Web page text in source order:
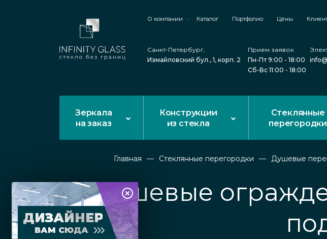
О компании Каталог Портфолио Цены
Санкт-Петербург,
Измайловский бул., 1, корп. 2
Прием заявок
Пн-Пт 9:00 - 18:00
Сб-Вс 11:00 - 18:00
Зеркала
на заказ
Конструкции
из стекла
Стеклянные
перегородки
Главная Стеклянные перегородки Душевые
Душевые
ДИЗАЙНЕР
ВАМ СЮДА